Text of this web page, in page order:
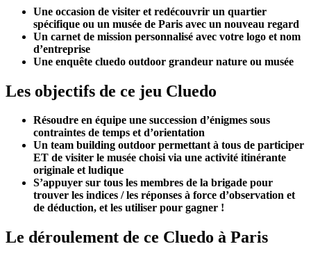
Une occasion de visiter et redécouvrir un quartier
spécifique ou un musée de Paris avec un nouveau regard
Un carnet de mission personnalisé avec votre logo et nom
d’entreprise
Une enquête cluedo outdoor grandeur nature ou musée
Les objectifs de ce jeu Cluedo
Résoudre en équipe une succession d’énigmes sous
contraintes de temps et d’orientation
Un team building outdoor permettant à tous de participer
ET de visiter le musée choisi via une activité itinérante
originale et ludique
S’appuyer sur tous les membres de la brigade pour
trouver les indices / les réponses à force d’observation et
de déduction, et les utiliser pour gagner !
Le déroulement de ce Cluedo à Paris